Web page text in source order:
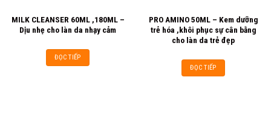
MILK CLEANSER 60ML ,180ML –
Dịu nhẹ cho làn da nhạy cảm
ĐỌC TIẾP
PRO AMINO 50ML – Kem dưỡng
trẻ hóa ,khôi phục sự cân bằng
cho làn da trẻ đẹp
ĐỌC TIẾP